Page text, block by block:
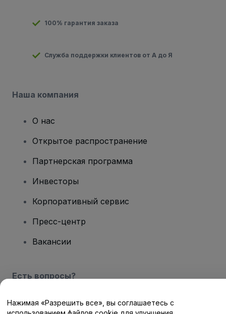
100% гарантия заказа
Служба поддержки клиентов от А до Я
Наша компания
О нас
Открытое распространение
Партнерская программа
Инвесторы
Корпоративный сервис
Пресс-центр
Вакансии
Есть вопросы?
Центр помощи / Свяжитесь с нами
Нажимая «Разрешить все», вы соглашаетесь с